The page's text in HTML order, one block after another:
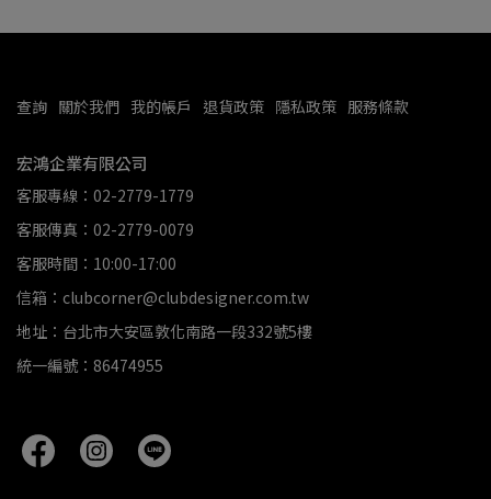
查詢 關於我們 我的帳戶 退貨政策 隱私政策 服務條款
宏鴻企業有限公司
客服專線：02-2779-1779
客服傳真：02-2779-0079
客服時間：10:00-17:00
信箱：clubcorner@clubdesigner.com.tw
地址：台北市大安區敦化南路一段332號5樓
統一編號：86474955